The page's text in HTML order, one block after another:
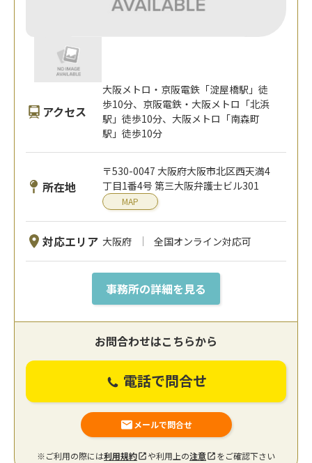
アクセス
大阪メトロ・京阪電鉄「淀屋橋駅」徒
歩10分、京阪電鉄・大阪メトロ「北浜
駅」徒歩10分、大阪メトロ「南森町
駅」徒歩10分
所在地
〒530-0047 大阪府大阪市北区西天満4
丁目1番4号 第三大阪弁護士ビル301
MAP
対応エリア 大阪府 全国オンライン対応可
事務所の詳細を見る
お問合わせはこちらから
電話で問合せ
メールで問合せ
※ご利用の際には利用規約 や利用上の注意 をご確認下さい